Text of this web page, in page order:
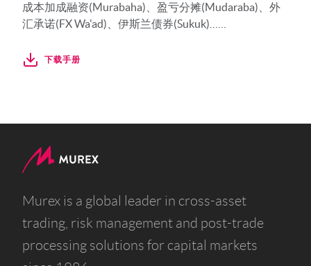
成本加成融资(Murabaha)、盈亏分摊(Mudaraba)、外
汇承诺(FX Wa'ad)、伊斯兰债券(Sukuk)……
下载手册
Murex is a global leader in cross-asset
trading, risk management and post-trade
processing solutions for capital markets